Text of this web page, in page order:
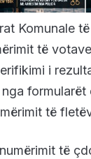
Komunale
të
i
formularët
të
të